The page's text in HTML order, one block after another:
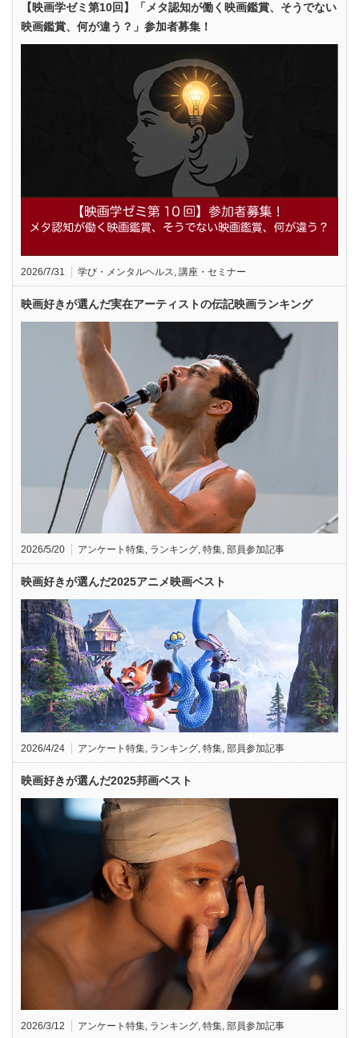
【映画学ゼミ第10回】「メタ認知が働く映画鑑賞、そうでない
映画鑑賞、何が違う？」参加者募集！
2026/7/31 学び・メンタルヘルス, 講座・セミナー
映画好きが選んだ実在アーティストの伝記映画ランキング
2026/5/20 アンケート特集, ランキング, 特集, 部員参加記事
映画好きが選んだ2025アニメ映画ベスト
2026/4/24 アンケート特集, ランキング, 特集, 部員参加記事
映画好きが選んだ2025邦画ベスト
2026/3/12 アンケート特集, ランキング, 特集, 部員参加記事